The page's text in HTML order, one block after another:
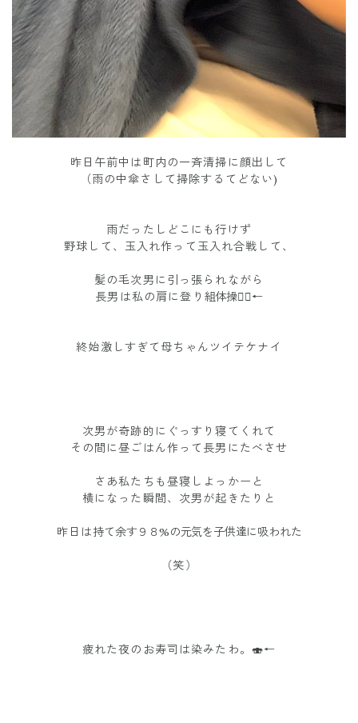
昨日午前中は町内の一斉清掃に顔出して
（雨の中傘さして掃除するてどない)
雨だったしどこにも行けず
野球して、玉入れ作って玉入れ合戦して、
髪の毛次男に引っ張られながら
長男は私の肩に登り 組体操🤸‍♂️←
終始激しすぎて母ちゃんツイテケナイ
次男が奇跡的にぐっすり寝てくれて
その間に昼ごはん作って長男にたべさせ
さあ私たちも昼寝しよっかーと
横になった瞬間、次男が起きたりと
昨日は持て余す９８%の元気を子供達に吸われた
（笑）
疲れた夜のお寿司は染みたわ。🍣←